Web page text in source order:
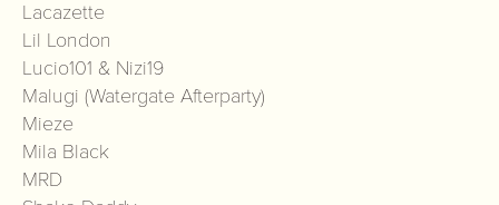
Lacazette
Lil London
Lucio101 & Nizi19
Malugi (Watergate Afterparty)
Mieze
Mila Black
MRD